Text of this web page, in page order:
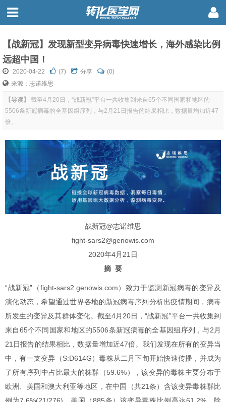
【战新冠】发现新型变异病毒快速增长，海外感染比例
远超中国！
2020-04-22 (7) 分享
(0)
来源：志诺维思
【导读】
截至4月20日，“战新冠”平台一共收集到来自65个不同国家和地区的
5506条新冠病毒的全基因组序列，与2月21日报告的结果相比，数据量增加近47
倍。
战新冠@志诺维思
fight-sars2@genowis.com
2020年4月21日
摘 要
“战新冠”（fight-sars2.genowis.com）致力于监测新冠病毒的变异及
演化动态，希望通过世界各地的新冠病毒序列分析出疫情期间，病毒
所发生的变异及其群体变化。截至4月20日，“战新冠”平台一共收集到
来自65个不同国家和地区的5506条新冠病毒的全基因组序列，与2月
21日报告的结果相比，数据量增加近47倍。我们发现在所有的变异当
中，有一支变异（S:D614G）毒株从二月下旬开始快速传播，并成为
了所有序列中占比最大的株群（59.6%），该变异的毒株主要分布于
欧洲、美国和澳大利亚等地区，在中国（共21条）含该变异毒株群比
例为7.6%(21/276)，美国（885条）该变异毒株比例高达61.2%，除